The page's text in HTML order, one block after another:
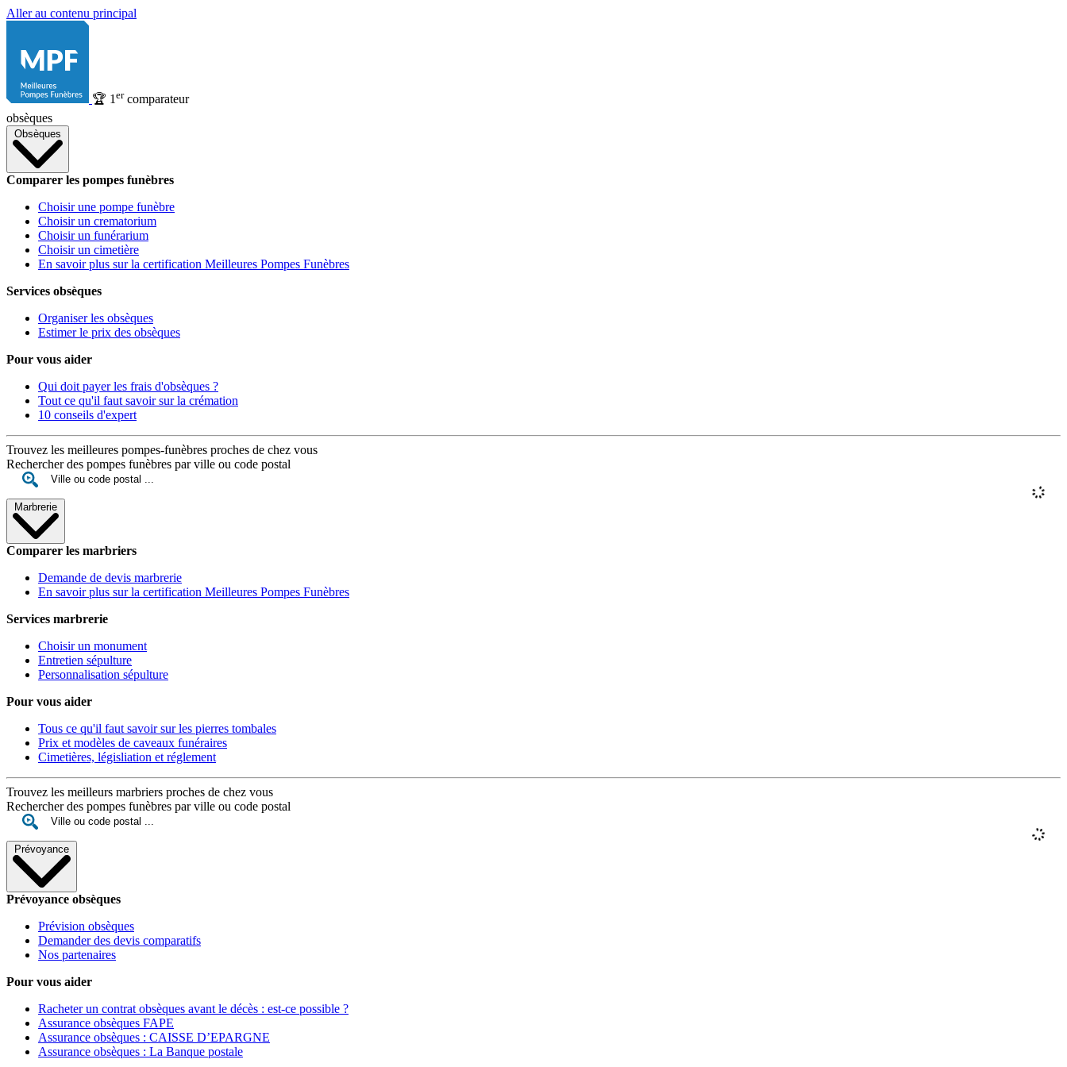
Aller au contenu principal
🏆 1 ercomparateur
obsèques
Obsèques
Comparer les pompes funèbres
Choisir une pompe funèbre
Choisir un crematorium
Choisir un funérarium
Choisir un cimetière
En savoir plus sur la certification Meilleures Pompes Funèbres
Services obsèques
Organiser les obsèques
Estimer le prix des obsèques
Pour vous aider
Qui doit payer les frais d'obsèques ?
Tout ce qu'il faut savoir sur la crémation
10 conseils d'expert
Trouvez les meilleures pompes-funèbres proches de chez vous
Rechercher des pompes funèbres par ville ou code postal
Marbrerie
Comparer les marbriers
Demande de devis marbrerie
En savoir plus sur la certification Meilleures Pompes Funèbres
Services marbrerie
Choisir un monument
Entretien sépulture
Personnalisation sépulture
Pour vous aider
Tous ce qu'il faut savoir sur les pierres tombales
Prix et modèles de caveaux funéraires
Cimetières, législiation et réglement
Trouvez les meilleurs marbriers proches de chez vous
Rechercher des pompes funèbres par ville ou code postal
Prévoyance
Prévoyance obsèques
Prévision obsèques
Demander des devis comparatifs
Nos partenaires
Pour vous aider
Racheter un contrat obsèques avant le décès : est-ce possible ?
Assurance obsèques FAPE
Assurance obsèques : CAISSE D’EPARGNE
Assurance obsèques : La Banque postale